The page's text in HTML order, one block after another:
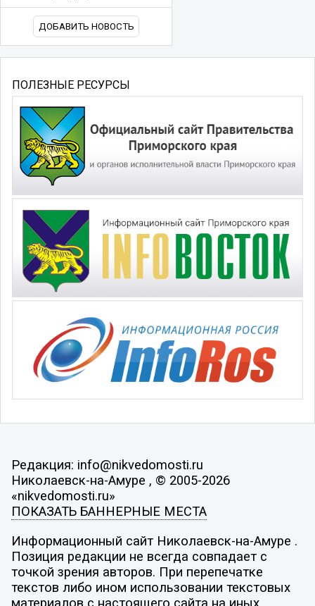
ДОБАВИТЬ НОВОСТЬ
ПОЛЕЗНЫЕ РЕСУРСЫ
Редакция: info@nikvedomosti.ru
Николаевск-на-Амуре , © 2005-2026
«nikvedomosti.ru»
ПОКАЗАТЬ БАННЕРНЫЕ МЕСТА
Информационный сайт Николаевск-на-Амуре .
Позиция редакции не всегда совпадает с
точкой зрения авторов. При перепечатке
текстов либо ином использовании текстовых
материалов с настоящего сайта на иных